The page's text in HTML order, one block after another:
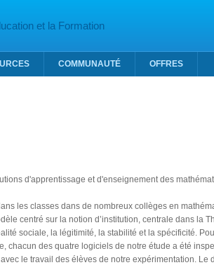
et la Formation
COMMUNAUTÉ OFFRES
d'apprentissage et d'enseignement des
les classes dans de nombreux collèges en
centré sur la notion d’institution, centrale dans la
sociale, la légitimité, la stabilité et la spécificité.
chacun des quatre logiciels de notre étude a été
le travail des élèves de notre expérimentation. Le